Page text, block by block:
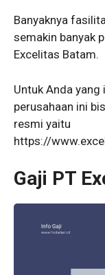
Banyaknya
semakin banyak
Excelitas Batam.
Untuk Anda
perusahaan ini
resmi yaitu
https://
Gaji PT